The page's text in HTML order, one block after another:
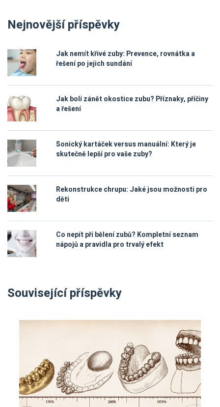
Nejnovější příspěvky
Jak nemít křivé zuby: Prevence, rovnátka a
řešení po jejich sundání
Jak bolí zánět okostice zubu? Příznaky, příčiny
a řešení
Sonický kartáček versus manuální: Který je
skutečně lepší pro vaše zuby?
Rekonstrukce chrupu: Jaké jsou možnosti pro
děti
Co nepít při bělení zubů? Kompletní seznam
nápojů a pravidla pro trvalý efekt
Související příspěvky